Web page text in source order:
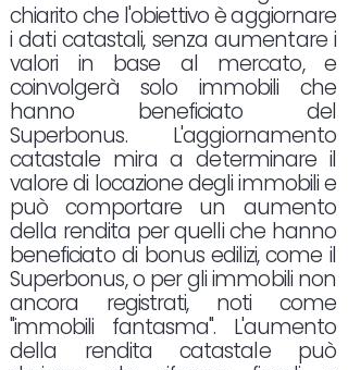
chiarito che l'obiettivo è aggiornare
i dati catastali, senza aumentare i
valori in base al mercato, e
coinvolgerà solo immobili che
hanno beneficiato del
Superbonus. L'aggiornamento
catastale mira a determinare il
valore di locazione degli immobili e
può comportare un aumento
della rendita per quelli che hanno
beneficiato di bonus edilizi, come il
Superbonus, o per gli immobili non
ancora registrati, noti come
"immobili fantasma". L'aumento
della rendita catastale può